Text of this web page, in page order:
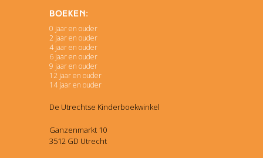
Boeken:
0 jaar en ouder
2 jaar en ouder
4 jaar en ouder
6 jaar en ouder
9 jaar en ouder
12 jaar en ouder
14 jaar en ouder
De Utrechtse Kinderboekwinkel
Ganzenmarkt 10
3512 GD Utrecht